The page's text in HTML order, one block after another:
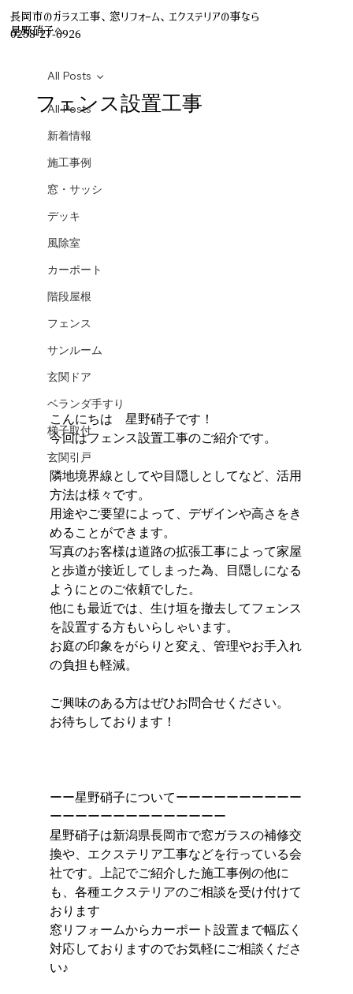
長岡市のガラス工事、窓リフォーム、エクステリアの事なら
星野硝子へ
0258-27-6926
All Posts
新着情報
施工事例
窓・サッシ
デッキ
風除室
カーポート
階段屋根
フェンス
サンルーム
玄関ドア
ベランダ手すり
梯子取付
玄関引戸
All Posts
フェンス設置工事
こんにちは　星野硝子です！
今回はフェンス設置工事のご紹介です。
隣地境界線としてや目隠しとしてなど、活用
方法は様々です。
用途やご要望によって、デザインや高さをき
めることができます。
写真のお客様は道路の拡張工事によって家屋
と歩道が接近してしまった為、目隠しになる
ようにとのご依頼でした。
他にも最近では、生け垣を撤去してフェンス
を設置する方もいらしゃいます。
お庭の印象をがらりと変え、管理やお手入れ
の負担も軽減。
ご興味のある方はぜひお問合せください。
お待ちしております！
ーー星野硝子についてーーーーーーーーーー
ーーーーーーーーーーーーーー
星野硝子は新潟県長岡市で窓ガラスの補修交
換や、エクステリア工事などを行っている会
社です。上記でご紹介した施工事例の他に
も、各種エクステリアのご相談を受け付けて
おります
窓リフォームからカーポート設置まで幅広く
対応しておりますのでお気軽にご相談くださ
い♪